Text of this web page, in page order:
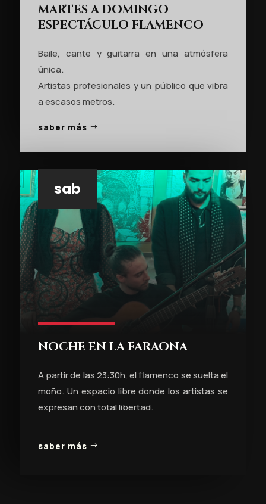
MARTES A DOMINGO –
ESPECTÁCULO FLAMENCO
Baile, cante y guitarra en una atmósfera
única.
Artistas profesionales y un público que vibra
a escasos metros.
saber más
sab
NOCHE EN LA FARAONA
A partir de las 23:30h, el flamenco se suelta el
moño. Un espacio libre donde los artistas se
expresan con total libertad.
saber más